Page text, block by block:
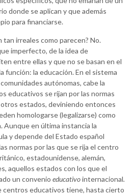
donde se aplican y que además
para financiarse.
tan irreales como parecen? No.
imperfecto, de la idea de
entre ellas y que no se basan en el
función: la educación. En el sistema
autónomas, cabe la
educativos se rijan por las normas
estados, deviniendo entonces
homologarse (legalizarse) como
Aunque en última instancia la
y depende del Estado español
normas por las que se rija el centro
estadounidense, alemán,
aquellos estados con los que el
un convenio educativointernacional.
centros educativos tiene, hasta cierto